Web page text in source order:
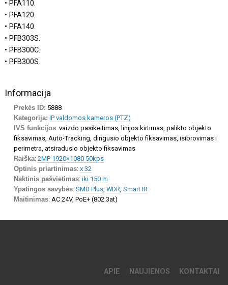
• PFA110.
• PFA120.
• PFA140.
• PFB303S.
• PFB300C.
• PFB300S.
Informacija
Prekės ID: 5888
Kategorija: IP valdomos kameros (PTZ)
IVS funkcijos: vaizdo pasikeitimas, linijos kirtimas, palikto objekto
fiksavimas, Auto-Tracking, dingusio objekto fiksavimas, isibrovimas i
perimetra, atsiradusio objekto fiksavimas
Raiška: 2MP 1920×1080 50kps
Optinis priartinimas: x 32
Naktinis pašvietimas: iki 150 m
Ypatingos savybės: SMD Plus, WDR, Smart IR
Maitinimas: AC 24V, PoE+ (802.3at)
APIE NAUJIENOS KONTAKTAI